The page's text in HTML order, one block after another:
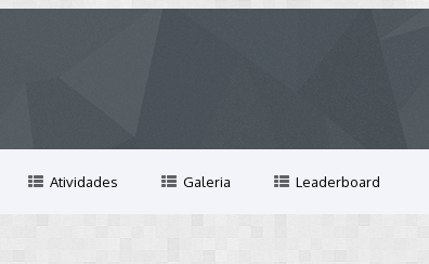
Atividades Galeria Leaderboard